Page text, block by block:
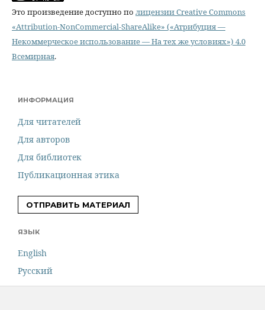
Это произведение доступно по лицензии Creative Commons
«Attribution-NonCommercial-ShareAlike» («Атрибуция —
Некоммерческое использование — На тех же условиях») 4.0
Всемирная.
ИНФОРМАЦИЯ
Для читателей
Для авторов
Для библиотек
Публикационная этика
ОТПРАВИТЬ МАТЕРИАЛ
ЯЗЫК
English
Русский